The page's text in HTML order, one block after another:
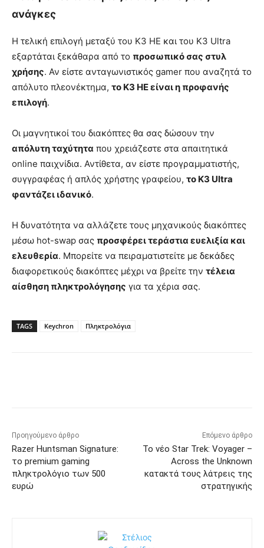
ανάγκες
Η τελική επιλογή μεταξύ του K3 HE και του K3 Ultra
εξαρτάται ξεκάθαρα από το προσωπικό σας στυλ
χρήσης. Αν είστε ανταγωνιστικός gamer που αναζητά το
απόλυτο πλεονέκτημα, το K3 HE είναι η προφανής
επιλογή.
Οι μαγνητικοί του διακόπτες θα σας δώσουν την
απόλυτη ταχύτητα που χρειάζεστε στα απαιτητικά
online παιχνίδια. Αντίθετα, αν είστε προγραμματιστής,
συγγραφέας ή απλός χρήστης γραφείου, το K3 Ultra
φαντάζει ιδανικό.
Η δυνατότητα να αλλάζετε τους μηχανικούς διακόπτες
μέσω hot-swap σας προσφέρει τεράστια ευελιξία και
ελευθερία. Μπορείτε να πειραματιστείτε με δεκάδες
διαφορετικούς διακόπτες μέχρι να βρείτε την τέλεια
αίσθηση πληκτρολόγησης για τα χέρια σας.
TAGS Keychron Πληκτρολόγια
Προηγούμενο άρθρο
Razer Huntsman Signature:
το premium gaming
πληκτρολόγιο των 500
ευρώ
Επόμενο άρθρο
Το νέο Star Trek: Voyager –
Across the Unknown
κατακτά τους λάτρεις της
στρατηγικής